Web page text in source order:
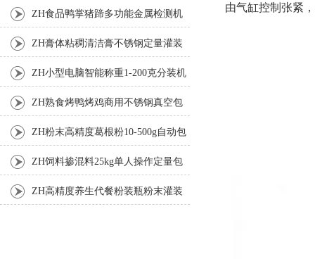
由气缸控制张紧
ZH食品鸭掌猪蹄多功能金属检测机
ZH膏体粘稠清洁膏不锈钢定量灌装
机厂家 ZH小型电脑智能称重1-200克分装机
ZH熟食烤鸭烤鸡商用不锈钢真空包
装机 ZH粉末高精度葛根粉10-500g自动包
装机 ZH饲料掺混料25kg单人操作定量包
装机 ZH高精度养生代餐粉装瓶粉末灌装